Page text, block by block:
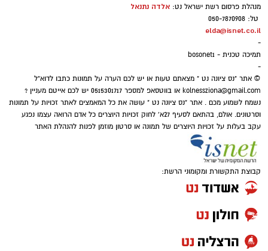
מנהלת פרסום רשת ישראל נט: אלדה נתנאל
טל: 050-7870908
elda@isnet.co.il
-
תמיכה טכנית - bosonet1
-
© אתר "נס ציונה נט " מצאתם טעות או יש לכם הערה על תמונות כתבו לדוא"ל
kolnessziona@gmail.com
או בווטסאפ למספר 0515301717 יש לכם אייטם מעניין ?
נשמח לשמוע מכם . אתר "נס ציונה נט " עושה את כל המאמצים לאתר זכויות על תמונות
וסרטונים. אולם, בהתאם לסעיף 27א' לחוק זכויות היוצרים כל אדם הרואה עצמו נפגע
עקב בעלות על זכויות היוצרים של תמונה או סרטון מוזמן לפנות להנהלת האתר
קבוצת התקשורת ומקומוני הרשת: